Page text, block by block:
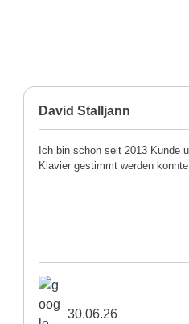
David Stalljann
Ich bin schon seit 2013 Kunde
Klavier gestimmt werden
30.06.26